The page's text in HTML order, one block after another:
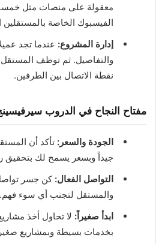
معقولة على منصات مثل
الفيسبوك الخاصة بالمستقلين
إدارة المشروع: عندما تجد
والتفاصيل. ثم توظف المستقل
نقطة الاتصال بين الطرفين.
مفتاح النجاح في الدروب
الجودة والسعر: تأكد أن
جيداً وبسعر يسمح لك بتحقيق
التواصل الفعال: كن جسر تواصل
والمستقل لتجنب أي سوء فهم.
ابدأ صغيراً: لا تحاول أخذ
بخدمات بسيطة وبمشاريع